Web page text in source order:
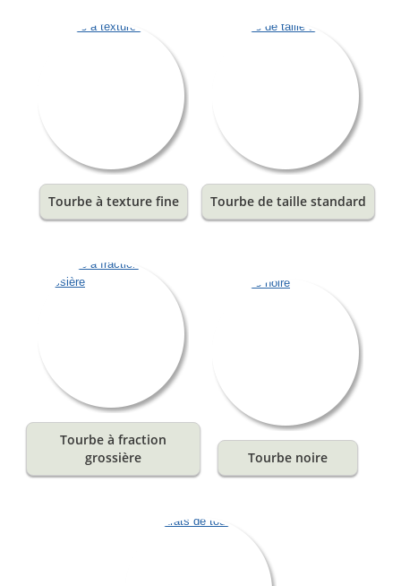
Tourbe à texture fine Tourbe de taille standard
Tourbe à fraction
grossière
Tourbe noire